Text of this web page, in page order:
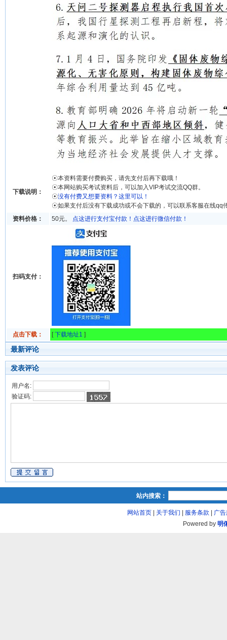
下载说明：
☉本资料需要付费购买，请先支付后再下载哦！
☉本网站购买考试资料后，可以加入VIP考试交流QQ群。
☉没有付费又想要资料？这里可以！
☉如果支付后没有下载成功或不会下载的，可以联系客服在线qq
资料价格：
50元。 点这进行支付宝付款！ 点这进行微信付款！
扫码支付：
点击下载： [下载地址1 ]
最新评论
发表评论
用户名:
验证码:
站内搜索：
网站首页| 关于我们 服务条款
广
Powered by 明